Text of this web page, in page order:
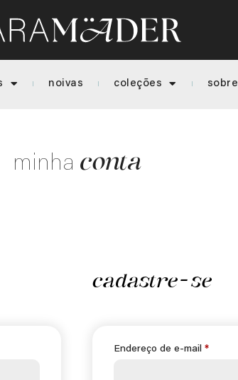
noivas coleções sobre
minha conta
cadastre-se
Endereço de e-mail*